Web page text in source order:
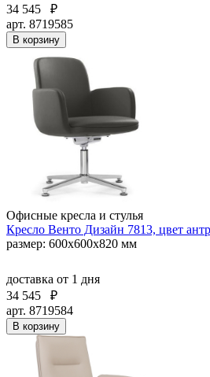
34 545
₽
арт. 8719585
В корзину
Офисные кресла и стулья
Кресло Венто Дизайн 7813, цвет
размер: 600х600х820 мм
доставка от 1 дня
34 545
₽
арт. 8719584
В корзину